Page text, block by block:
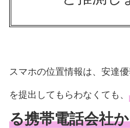
スマホの位置情報は、安達
を提出してもらわなくても、
る携帯電話会社